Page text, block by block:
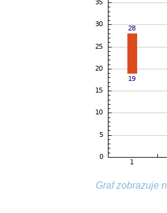
Graf zobrazuje